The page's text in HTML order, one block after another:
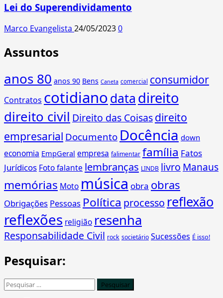
Lei do Superendividamento
Marco Evangelista 24/05/20230
Assuntos
anos 80 anos 90 Bens Caneta comercial consumidor
Contratos cotidianodata direito
direito civil Direito das Coisasdireito
empresarial Documento Docência down
economia EmpGeral empresa falimentar família Fatos
Jurídicos Foto falante lembranças LINDB livro Manaus
memórias Moto música obra obras
Obrigações Pessoas Política processo reflexão
reflexões religião resenha
Responsabilidade Civil rock societário Sucessões É isso!
Pesquisar:
Pesquisar